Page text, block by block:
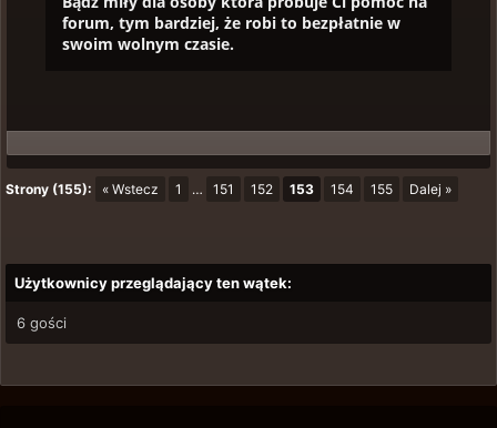
forum, tym bardziej, że robi to bezpłatnie w
swoim wolnym czasie.
Strony (155): « Wstecz 1 … 151 152 153 154 155 Dalej »
Użytkownicy przeglądający ten wątek:
6 gości